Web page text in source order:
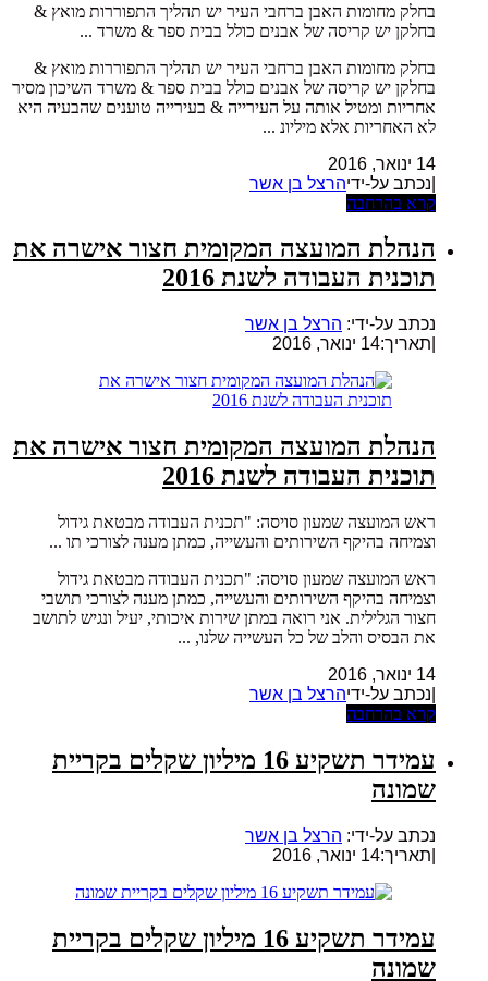
בחלק מחומות האבן ברחבי העיר יש תהליך התפוררות מואץ &
בחלקן יש קריסה של אבנים כולל בבית ספר & משרד ...
בחלק מחומות האבן ברחבי העיר יש תהליך התפוררות מואץ &
בחלקן יש קריסה של אבנים כולל בבית ספר & משרד השיכון מסיר
אחריות ומטיל אותה על העירייה & בעירייה טוענים שהבעיה היא
לא האחריות אלא מיליונ ...
14 ינואר, 2016
|נכתב על-ידיהרצל בן אשר
קרא בהרחבה
הנהלת המועצה המקומית חצור אישרה את
תוכנית העבודה לשנת 2016
נכתב על-ידי: הרצל בן אשר
תאריך:14 ינואר, 2016
הנהלת המועצה המקומית חצור אישרה את
תוכנית העבודה לשנת 2016
ראש המועצה שמעון סויסה: "תכנית העבודה מבטאת גידול
וצמיחה בהיקף השירותים והעשייה, כמתן מענה לצורכי תו ...
ראש המועצה שמעון סויסה: "תכנית העבודה מבטאת גידול
וצמיחה בהיקף השירותים והעשייה, כמתן מענה לצורכי תושבי
חצור הגלילית. אני רואה במתן שירות איכותי, יעיל ונגיש לתושב
את הבסיס והלב של כל העשייה שלנו, ...
14 ינואר, 2016
|נכתב על-ידיהרצל בן אשר
קרא בהרחבה
עמידר תשקיע 16 מיליון שקלים בקריית
שמונה
נכתב על-ידי: הרצל בן אשר
תאריך:14 ינואר, 2016
עמידר תשקיע 16 מיליון שקלים בקריית
שמונה